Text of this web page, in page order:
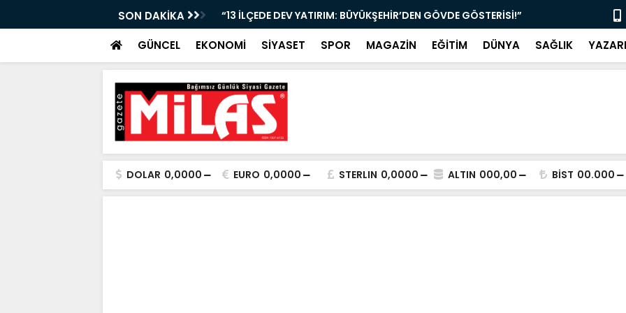
SON DAKİKA
KAYBETTİ, ŞARAMPOLE YUVARLANDI!” “13 İLÇEDE DEV YATIRIM: BÜYÜKŞEHİR’DEN GÖVDE GÖSTERİSİ!”
GÜNCEL EKONOMİ SİYASET SPOR MAGAZİN EĞİTİM DÜNYA SAĞLIK
DOLAR 0,0000 EURO 0,0000 STERLIN 0,0000 ALTIN 000,00 BİST 00.000